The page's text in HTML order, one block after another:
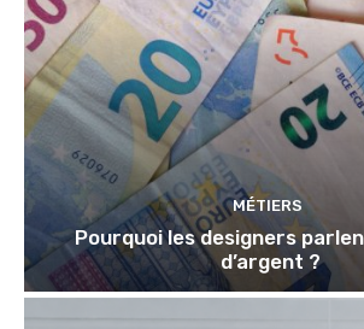
MÉTIERS
Pourquoi les designers
d’argent ?